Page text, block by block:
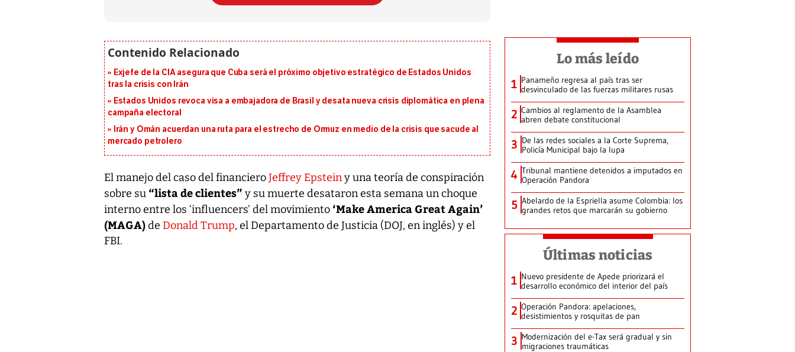
Exjefe de la CIA asegura que Cuba será el próximo objetivo estratégico de Estados Unidos
tras la crisis con Irán
Estados Unidos revoca visa a embajadora de Brasil y desata nueva crisis diplomática en plena
campaña electoral
Irán y Omán acuerdan una ruta para el estrecho de Ormuz en medio de la crisis que sacude al
mercado petrolero
El manejo del caso del financieroJeffrey Epsteiny una teoría de conspiración
sobre su “lista de clientes” y su muerte desataron esta semana un choque
interno entre los ‘influencers’ del movimiento ‘Make America Great Again’
(MAGA)de Donald Trump, el Departamento de Justicia (DOJ, en inglés) y el
FBI.
Lo más leído
1 Panameño regresa al país tras ser
desvinculado de las fuerzas militares rusas
2 Cambios al reglamento de la Asamblea
abren debate constitucional
3 De las redes sociales a la Corte Suprema,
Policía Municipal bajo la lupa
4 Tribunal mantiene detenidos a imputados en
Operación Pandora
5 Abelardo de la Espriella asume Colombia: los
grandes retos que marcarán su gobierno
Últimas noticias
1 Nuevo presidente de Apede priorizará el
desarrollo económico del interior del país
2 Operación Pandora: apelaciones,
desistimientos y rosquitas de pan
3 Modernización del e-Tax será gradual y sin
migraciones traumáticas